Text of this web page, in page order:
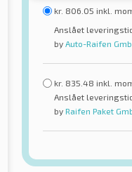
kr. 806.05 inkl.
Anslået leveringstid
by Auto-Raifen
kr. 835.48 inkl.
Anslået leveringstid
by Raifen Paket